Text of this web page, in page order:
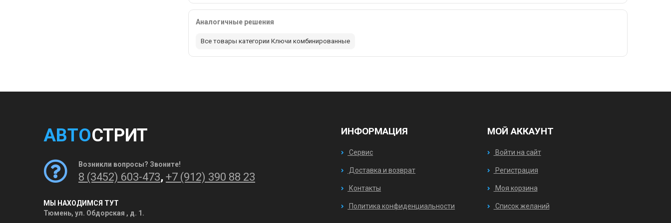
Аналогичные решения
Все товары категории Ключи комбинированные
АВТОСТРИТ
Возникли вопросы? Звоните!
8 (3452) 603-473, +7 (912) 390 88 23
МЫ НАХОДИМСЯ ТУТ
Тюмень, ул. Обдорская , д. 1.
ИНФОРМАЦИЯ
Сервис
Доставка и возврат
Контакты
Политика конфиденциальности
МОЙ АККАУНТ
Войти на сайт
Регистрация
Моя корзина
Список желаний